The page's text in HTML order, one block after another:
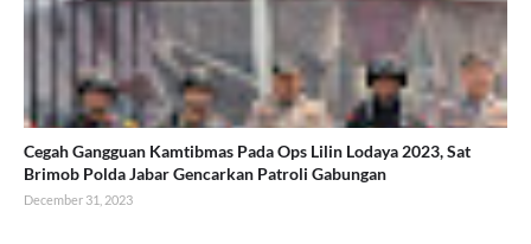
Cegah Gangguan Kamtibmas Pada Ops Lilin Lodaya 2023, Sat
Brimob Polda Jabar Gencarkan Patroli Gabungan
December 31, 2023